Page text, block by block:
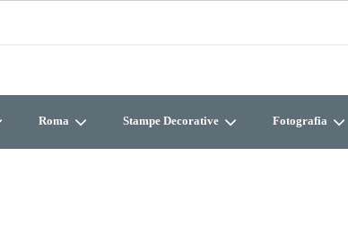
Roma Stampe Decorative Fotografia